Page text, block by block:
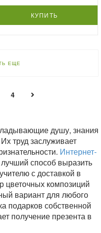
КУПИТЬ
ЕЩЕ
4
душу, знания
труд заслуживает
Интернет-
лучший способ выразить
с доставкой в
композиций
вариант для любого
подарков собственной
получение презента в